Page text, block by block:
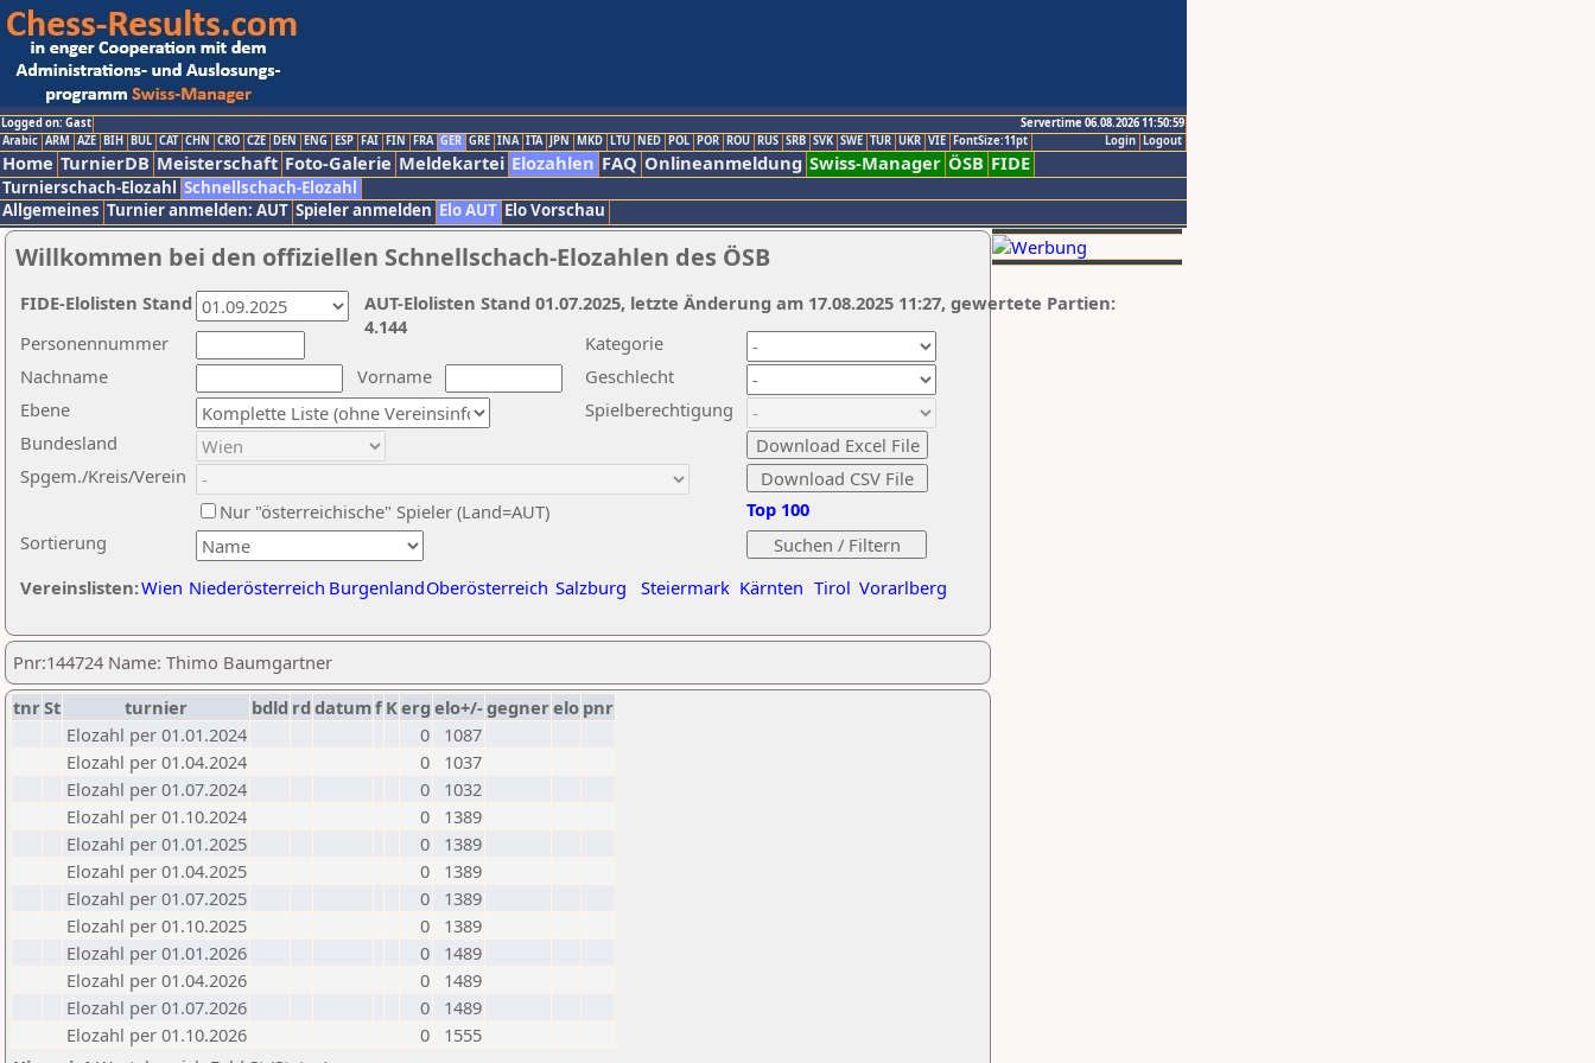
Logged on: Gast
Servertime 06.08.2026 11:50:59
Logout
Login
Arabic ARM AZE BIH BUL CAT CHN CRO CZE DEN ENG ESP FAI FIN FRA GER GRE INA ITA JPN MKD LTU NED POL POR ROU RUS SRB SVK SWE TUR UKR VIE FontSize:11pt
Home TurnierDB Meisterschaft Foto-Galerie Meldekartei Elozahlen FAQ Onlineanmeldung Swiss-Manager ÖSB FIDE
Turnierschach-Elozahl Schnellschach-Elozahl
Allgemeines Turnier anmelden: AUT Spieler anmelden Elo AUT Elo Vorschau
Willkommen bei den offiziellen Schnellschach-Elozahlen des ÖSB
Nachname
Vorname
Ebene
Kategorie
Sortierung
Personennummer
Bundesland
Spgem./Kreis/Verein
Geschlecht
Nur "österreichische" Spieler (Land=AUT)
Spielberechtigung
Vereinslisten:Wien Niederösterreich BurgenlandOberösterreich Salzburg Steiermark Kärnten Tirol Vorarlberg
Top 100
AUT-Elolisten Stand 01.07.2025, letzte Änderung am 17.08.2025 11:27, gewertete Partien:
4.144
FIDE-Elolisten Stand
Pnr:144724 Name: Thimo Baumgartner
tnrSt turnier bdld rd datumf Kerg elo+/-gegnerelo pnr
Elozahl per 01.01.2024
0
1087
Elozahl per 01.04.2024
0
1037
Elozahl per 01.07.2024
0
1032
Elozahl per 01.10.2024
0
1389
Elozahl per 01.01.2025
0
1389
Elozahl per 01.04.2025
0
1389
Elozahl per 01.07.2025
0
1389
Elozahl per 01.10.2025
0
1389
Elozahl per 01.01.2026
0
1489
Elozahl per 01.04.2026
0
1489
Elozahl per 01.07.2026
0
1489
Elozahl per 01.10.2026
0
1555